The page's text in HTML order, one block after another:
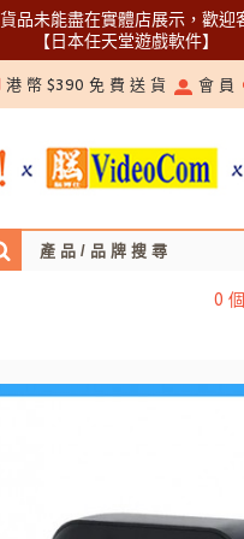
品未能盡在實體店展示，歡迎
【日本任天堂遊戲軟件】
5366 1340
港 幣 $390 免 費 送 貨 會 員
0
ProMini GT165 Ultra (UK Plug)